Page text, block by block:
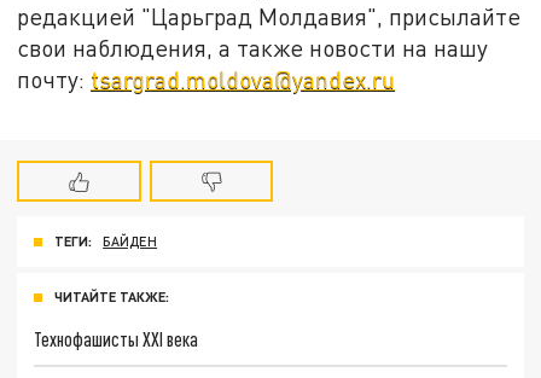
редакцией "Царьград Молдавия", присылайте
свои наблюдения, а также новости на нашу
почту: tsargrad.moldova@yandex.ru
ТЕГИ: БАЙДЕН
ЧИТАЙТЕ ТАКЖЕ:
Технофашисты XXI века